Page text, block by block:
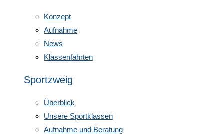
Konzept
Aufnahme
News
Klassenfahrten
Sportzweig
Überblick
Unsere Sportklassen
Aufnahme und Beratung